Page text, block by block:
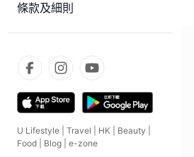
條款及細則
U Lifestyle Travel HK Beauty
Food
Blog e-zone